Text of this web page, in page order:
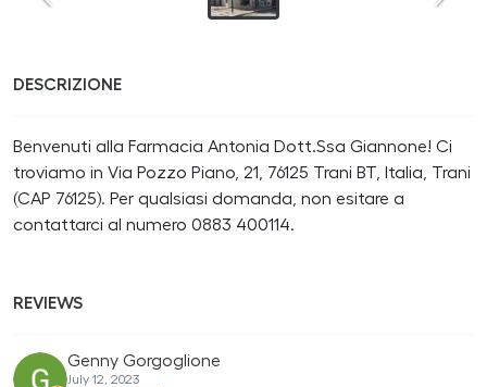
DESCRIZIONE
Benvenuti alla Farmacia Antonia Dott.Ssa Giannone! Ci
troviamo in Via Pozzo Piano, 21, 76125 Trani BT, Italia, Trani
(CAP 76125). Per qualsiasi domanda, non esitare a
contattarci al numero 0883 400114.
REVIEWS
Genny Gorgoglione
July 12, 2023